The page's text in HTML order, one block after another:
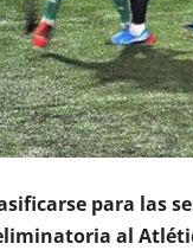
para las
al